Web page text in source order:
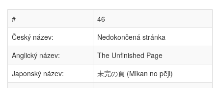
#
46
Český název:
Nedokončená stránka
Anglický název:
The Unfinished Page
Japonský název:
未完の頁 (Mikan no pēji)